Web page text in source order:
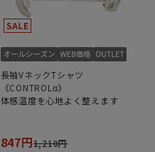
長袖VネックTシャツ
《CONTROLα》
体感温度を心地よく整えます
847円1,210円